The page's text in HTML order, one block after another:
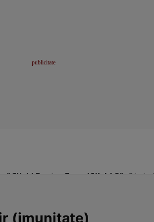
Click! Pentru FemeiClick! Sănătate
(imunitate)